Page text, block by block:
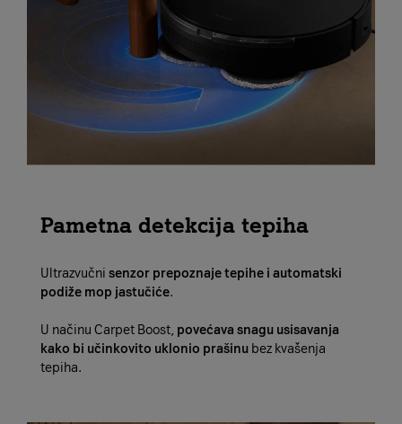
Pametna detekcija tepiha
Ultrazvučni senzor prepoznaje tepihe i automatski
podiže mop jastučiće.
U načinu Carpet Boost, povećava snagu usisavanja
kako bi učinkovito uklonio prašinu bez kvašenja
tepiha.